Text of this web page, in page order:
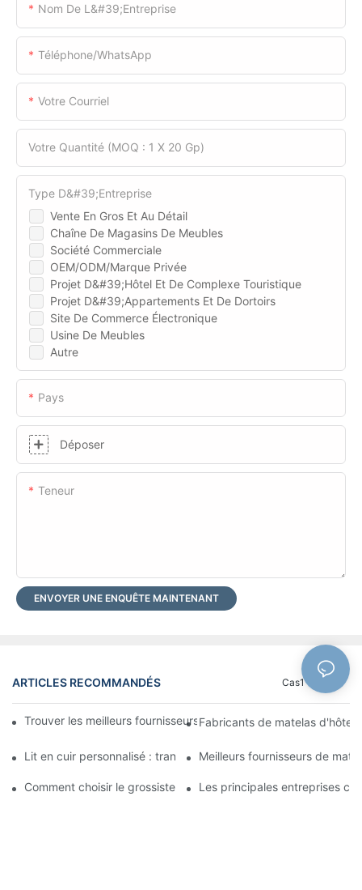
Nom De L&#39;entreprise
Téléphone/WhatsApp
Votre Courriel
Votre Quantité (MOQ : 1 X 20 Gp)
Vente En Gros Et Au Détail
Chaîne De Magasins De Meubles
Société Commerciale
OEM/ODM/Marque Privée
Projet D&#39;hôtel Et De Complexe Touristique
Projet D&#39;appartements Et De Dortoirs
Site De Commerce Électronique
Usine De Meubles
Autre
Type D&#39;entreprise
Pays
Déposer
Teneur
ENVOYER UNE ENQUÊTE MAINTENANT
ARTICLES RECOMMANDÉS Blog
Cas1
Trouver les meilleurs fournisseurs de lits en gros pour votre
Fabricants de matelas d'hôtel
Lit en cuir personnalisé : transformez votre chambre en un
Meilleurs fournisseurs de
Comment choisir le grossiste de matelas le plus adapté à votre
Les principales entreprises